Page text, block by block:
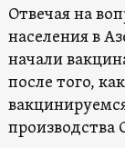
Отвечая на
населения в
начали
после того,
производства